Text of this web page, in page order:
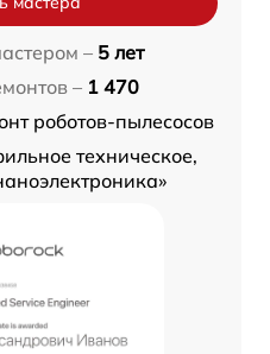
– 5 лет
– 1 470
роботов-пылесосов
техническое,